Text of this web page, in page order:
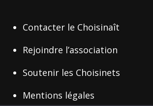
Contacter le Choisinaît
Rejoindre l’association
Soutenir les Choisinets
Mentions légales